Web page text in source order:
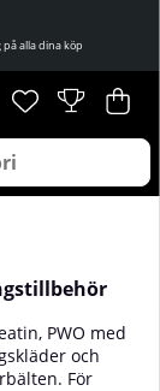
på alla dina köp
Önskelista
Antal i
. .
PWO med
och
För